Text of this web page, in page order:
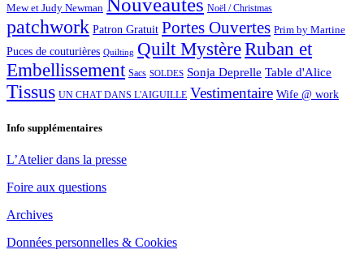
Mew et Judy Newman Nouveautés Noël / Christmas
patchwork Patron Gratuit Portes Ouvertes Prim by Martine
Puces de couturières Quilting Quilt MystèreRuban et
Embellissement Sacs SOLDES Sonja Deprelle Table d'Alice
Tissus UN CHAT DANS L'AIGUILLE Vestimentaire Wife @ work
Info supplémentaires
L’Atelier dans la presse
Foire aux questions
Archives
Données personnelles & Cookies